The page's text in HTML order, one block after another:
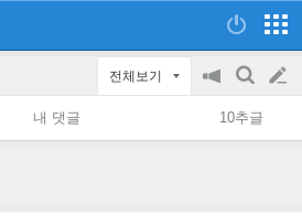
전체보기
공
지
on/off
검
색
글
쓰
내 댓글 10추글